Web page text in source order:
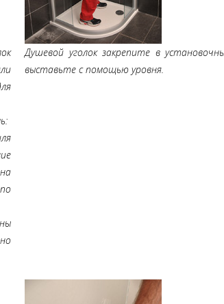
Душевой уголок закрепите в
выставьте с помощью уровня.